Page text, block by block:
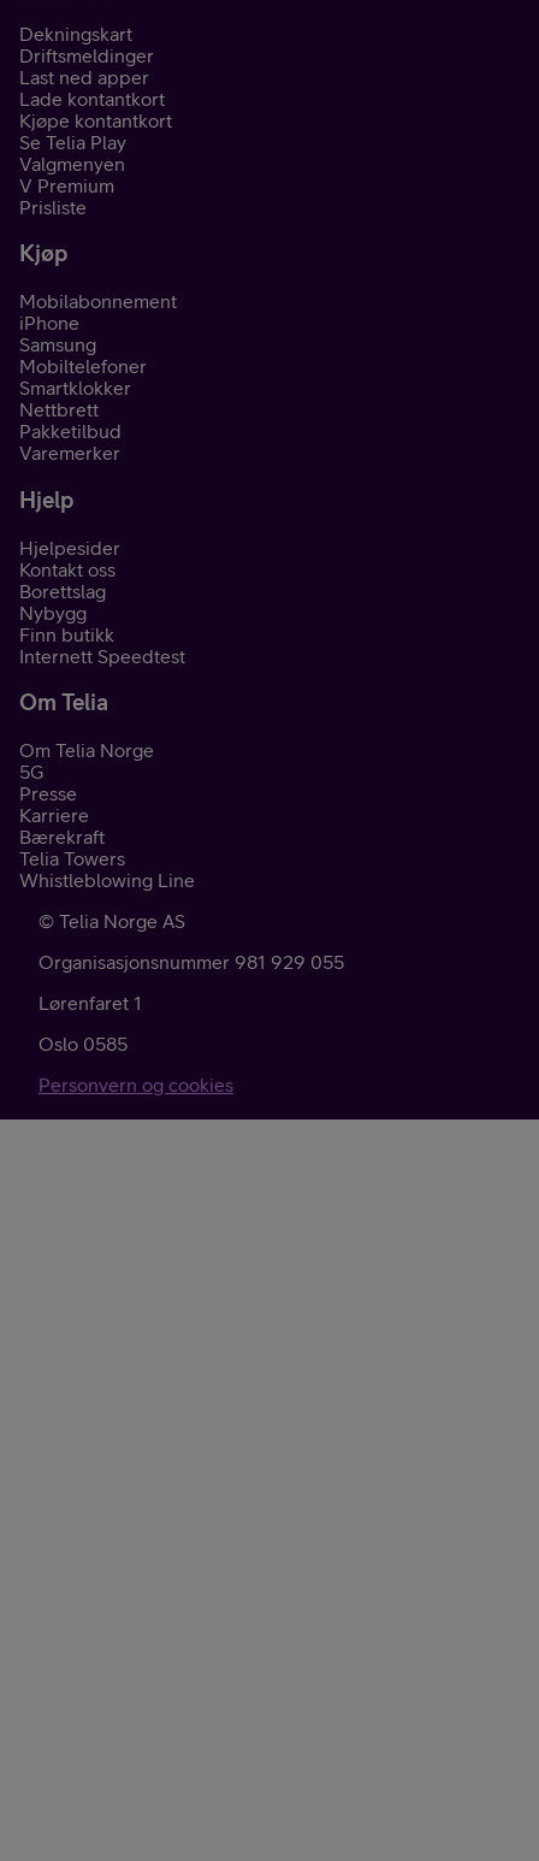
Dekningskart
Driftsmeldinger
Last ned apper
Lade kontantkort
Kjøpe kontantkort
Se Telia Play
Valgmenyen
V Premium
Prisliste
Kjøp
Mobilabonnement
iPhone
Samsung
Mobiltelefoner
Smartklokker
Nettbrett
Pakketilbud
Varemerker
Hjelp
Hjelpesider
Kontakt oss
Borettslag
Nybygg
Finn butikk
Internett Speedtest
Om Telia
Om Telia Norge
5G
Presse
Karriere
Bærekraft
Telia Towers
Whistleblowing Line
© Telia Norge AS
Organisasjonsnummer 981 929 055
Lørenfaret 1
Oslo 0585
Personvern og cookies